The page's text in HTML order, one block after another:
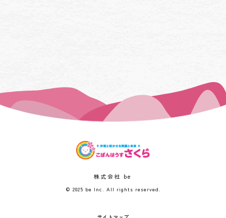
株式会社 be
© 2025 be Inc. All rights reserved.